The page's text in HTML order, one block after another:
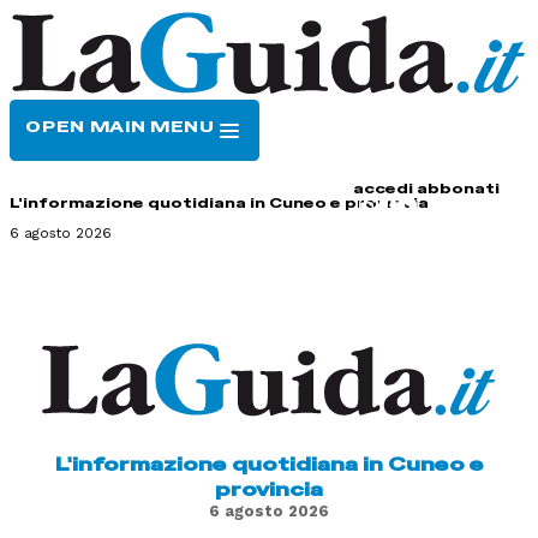
OPEN MAIN MENU
accedi abbonati
L'informazione quotidiana in Cuneo e provincia
6 agosto 2026
L'informazione quotidiana in Cuneo e
provincia
6 agosto 2026